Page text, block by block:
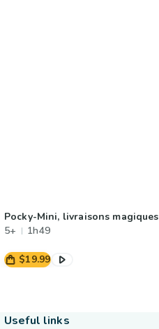
Pocky-Mini, livraisons magiques
5+
1h49
$19.99
Useful links